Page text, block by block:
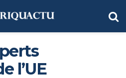
l’UE